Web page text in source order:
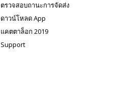
ตรวจสอบถานะการจัดส่ง
ดาวน์โหลด App
แคตตาล็อก 2019
Support